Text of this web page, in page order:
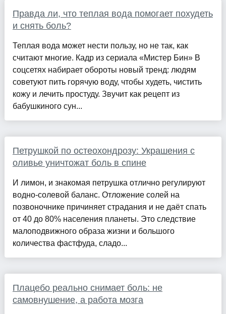
Правда ли, что теплая вода помогает похудеть
и снять боль?
Теплая вода может нести пользу, но не так, как
считают многие. Кадр из сериала «Мистер Бин» В
соцсетях набирает обороты новый тренд: людям
советуют пить горячую воду, чтобы худеть, чистить
кожу и лечить простуду. Звучит как рецепт из
бабушкиного сун...
Петрушкой по остеохондрозу: Украшения с
оливье уничтожат боль в спине
И лимон, и знакомая петрушка отлично регулируют
водно-солевой баланс. Отложение солей на
позвоночнике причиняет страдания и не даёт спать
от 40 до 80% населения планеты. Это следствие
малоподвижного образа жизни и большого
количества фастфуда, сладо...
Плацебо реально снимает боль: не
самовнушение, а работа мозга